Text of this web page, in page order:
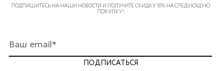
ПОДПИШИТЕСЬ НА НАШИ НОВОСТИ И ПОЛУЧИТЕ СКИДКУ 10% НА СЛЕДУЮЩУЮ
ПОКУПКУ!
ПОДПИСАТЬСЯ